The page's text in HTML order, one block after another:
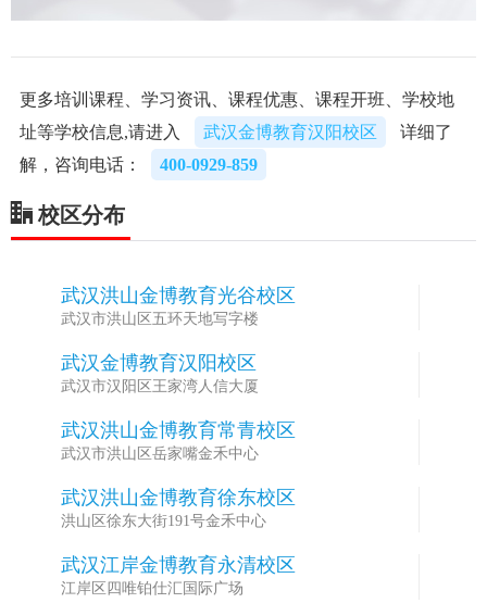
更多培训课程、学习资讯、课程优惠、课程开班、学校地
址等学校信息,请进入
武汉金博教育汉阳校区
详细了
解，咨询电话：
400-0929-859
校区分布
武汉洪山金博教育光谷校区
武汉市洪山区五环天地写字楼
武汉金博教育汉阳校区
武汉市汉阳区王家湾人信大厦
武汉洪山金博教育常青校区
武汉市洪山区岳家嘴金禾中心
武汉洪山金博教育徐东校区
洪山区徐东大街191号金禾中心
武汉江岸金博教育永清校区
江岸区四唯铂仕汇国际广场